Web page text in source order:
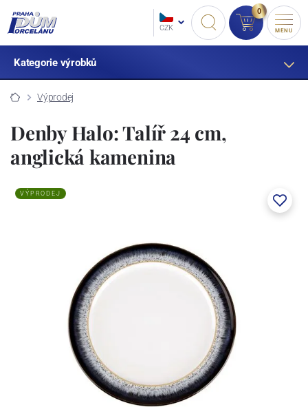
CZK
0
MENU
Kategorie výrobků
Výprodej
Denby Halo: Talíř 24 cm,
anglická kamenina
VÝPRODEJ